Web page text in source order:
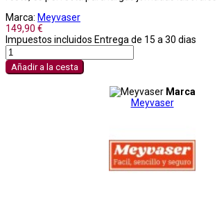
Marca: Meyvaser
149,90 €
Impuestos incluidos Entrega de 15 a 30 dias
Añadir a la cesta
Marca
Meyvaser